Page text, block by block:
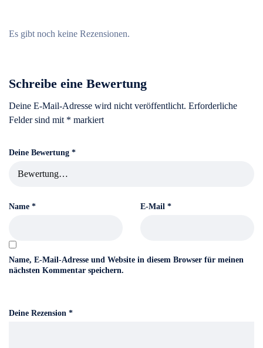
Es gibt noch keine Rezensionen.
Schreibe eine Bewertung
Deine E-Mail-Adresse wird nicht veröffentlicht. Erforderliche
Felder sind mit * markiert
Deine Bewertung *
Deine Rezension *
Name * E-Mail *
Name, E-Mail-Adresse und Website in diesem Browser für meinen
nächsten Kommentar speichern.